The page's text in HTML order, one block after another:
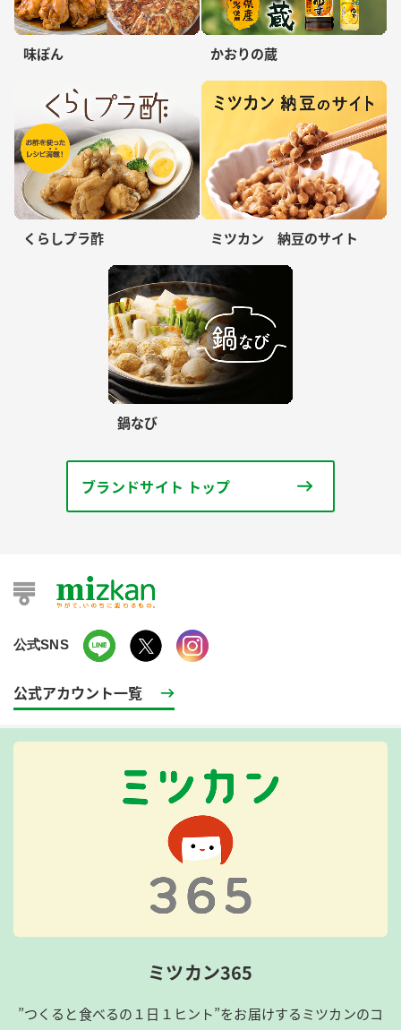
味ぽん かおりの蔵
くらしプラ酢 ミツカン 納豆のサイト
鍋なび
ブランドサイト トップ
公式SNS
公式アカウント一覧
ミツカン365
”つくると食べるの１日１ヒント”をお届けするミツカンのコ